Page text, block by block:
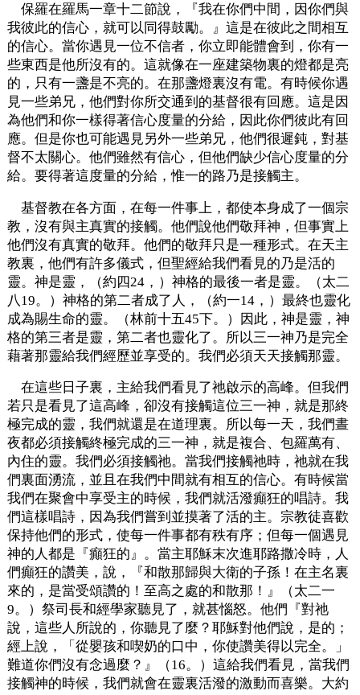
保羅在羅馬一章十二節說，『我在你們中間，因你們與
我彼此的信心，就可以同得鼓勵。』這是在彼此之間相互
的信心。當你遇見一位不信者，你立即能體會到，你有一
些東西是他所沒有的。這就像在一座建築物裏的燈都是亮
的，只有一盞是不亮的。在那盞燈裏沒有電。有時候你遇
見一些弟兄，他們對你所交通到的基督很有回應。這是因
為他們和你一樣得著信心度量的分給，因此你們彼此有回
應。但是你也可能遇見另外一些弟兄，他們很遲鈍，對基
督不太關心。他們雖然有信心，但他們缺少信心度量的分
給。要得著這度量的分給，惟一的路乃是接觸主。
基督教在各方面，在每一件事上，都使本身成了一個宗
教，沒有與主真實的接觸。他們說他們敬拜神，但事實上
他們沒有真實的敬拜。他們的敬拜只是一種形式。在天主
教裏，他們有許多儀式，但聖經給我們看見的乃是活的
靈。神是靈，（約四24，）神格的最後一者是靈。（太二
八19。）神格的第二者成了人，（約一14，）最終也靈化
成為賜生命的靈。（林前十五45下。）因此，神是靈，神
格的第三者是靈，第二者也靈化了。所以三一神乃是完全
藉著那靈給我們經歷並享受的。我們必須天天接觸那靈。
在這些日子裏，主給我們看見了祂啟示的高峰。但我們
若只是看見了這高峰，卻沒有接觸這位三一神，就是那終
極完成的靈，我們就還是在道理裏。所以每一天，我們晝
夜都必須接觸終極完成的三一神，就是複合、包羅萬有、
內住的靈。我們必須接觸祂。當我們接觸祂時，祂就在我
們裏面湧流，並且在我們中間就有相互的信心。有時候當
我們在聚會中享受主的時候，我們就活潑癲狂的唱詩。我
們這樣唱詩，因為我們嘗到並摸著了活的主。宗教徒喜歡
保持他們的形式，使每一件事都有秩有序；但每一個遇見
神的人都是『癲狂的』。當主耶穌末次進耶路撒冷時，人
們癲狂的讚美，說，『和散那歸與大衛的子孫！在主名裏
來的，是當受頌讚的！至高之處的和散那！』（太二一
9。）祭司長和經學家聽見了，就甚惱怒。他們『對祂
說，這些人所說的，你聽見了麼？耶穌對他們說，是的；
經上說，「從嬰孩和喫奶的口中，你使讚美得以完全。」
難道你們沒有念過麼？』（16。）這給我們看見，當我們
接觸神的時候，我們就會在靈裏活潑的激動而喜樂。大約